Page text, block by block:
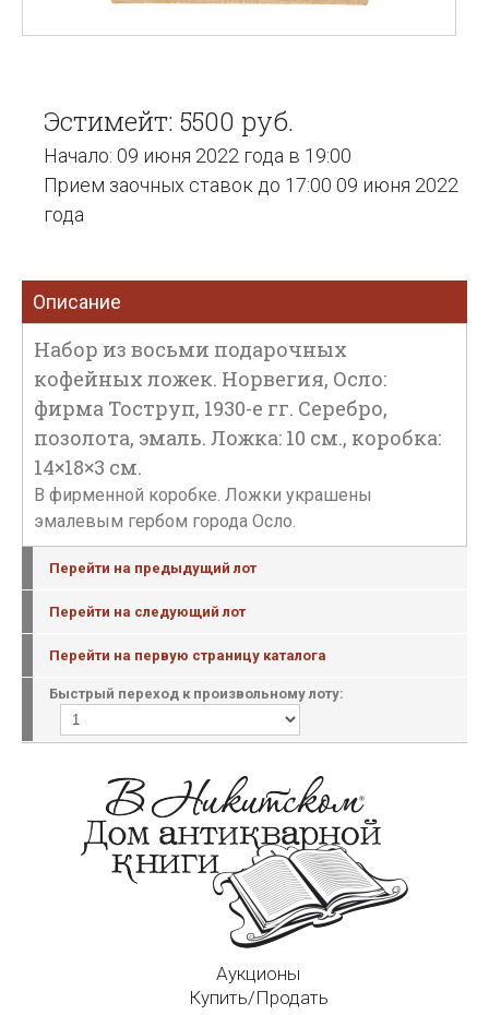
Эстимейт: 5500 руб.
Начало: 09 июня 2022 года в 19:00
Прием заочных ставок до 17:00 09 июня 2022
года
Описание
Набор из восьми подарочных
кофейных ложек. Норвегия, Осло:
фирма Тоструп, 1930-е гг. Серебро,
позолота, эмаль. Ложка: 10 см., коробка:
14×18×3 см.
В фирменной коробке. Ложки украшены
эмалевым гербом города Осло.
Перейти на предыдущий лот
Перейти на следующий лот
Перейти на первую страницу каталога
Быстрый переход к произвольному лоту:
Аукционы
Купить/Продать